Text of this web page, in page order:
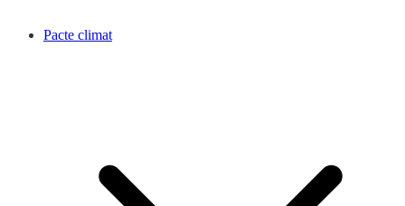
Pacte climat